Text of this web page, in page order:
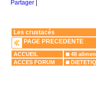
Partager
Les crustacés
PAGE PRECEDENTE
ACCUEIL
48
ACCES FORUM